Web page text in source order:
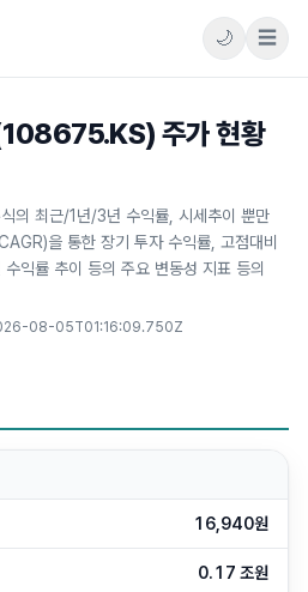
🌙 ☰
주가 현황
의 최근/1년/3년 수익률, 시세추이 뿐만
을 통한 장기 투자 수익률, 고점대비
익률 추이 등의 주요 변동성 지표 등의
08-05T01:16:09.750Z
16,940원
0.17 조원